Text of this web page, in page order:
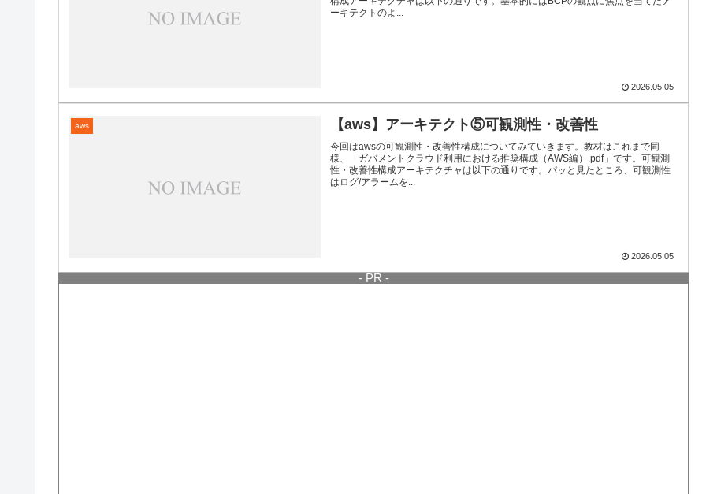
ーキテクトのよ...
2026.05.05
aws 【aws】アーキテクト⑤可観測性・改善性
今回はawsの可観測性・改善性構成についてみていきます。教材はこれまで同
様、「ガバメントクラウド利用における推奨構成（AWS編）.pdf」です。可観測
性・改善性構成アーキテクチャは以下の通りです。パッと見たところ、可観測性
はログ/アラームを...
2026.05.05
- PR -